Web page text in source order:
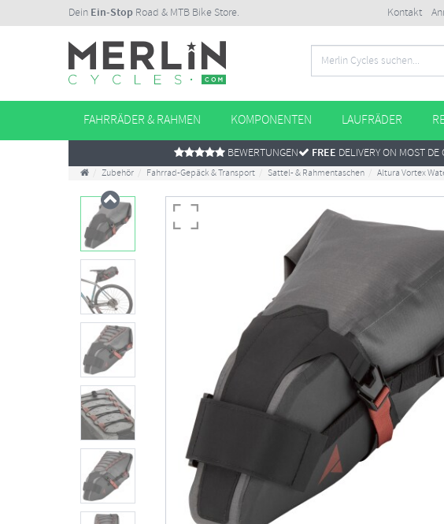
Dein Ein-Stop Road & MTB Bike Store. Kontakt
FAHRRÄDER & RAHMEN KOMPONENTEN LAUFRÄDER
BEWERTUNGEN FREE DELIVERY ON MOST
Zubehör Fahrrad-Gepäck & Transport Sattel- & Rahmentaschen Altura Vortex